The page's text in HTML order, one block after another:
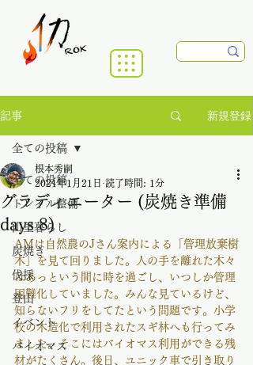
記事 新規登録
全ての投稿
トレイル整備
山里暮らし
炭焼き
伐採
登山
イベント
バイオマス
全ての投稿
グラディエーター (炭焼き準備
days 8)
根本秀嗣
2021年1月21日 読了時間: 1分
AMは自然農のJさん案内による「管理放棄樹
木」を見て回りました。人の手を離れた木々
はあっという間に時を過ごし、いつしか管理
困難化していました。みんな見ているけど、
知らないフリをしてたという問題です。小学
校の木造化で利用されたスギ林へも行ってみ
ました。そこにはバイオマス利用ができる残
材がたくさん。後日、ユニック車で引き取り